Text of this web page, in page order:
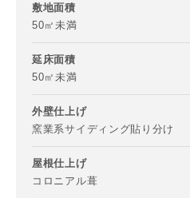
敷地面積
50㎡未満
延床面積
50㎡未満
外壁仕上げ
窯業系サイディング貼り分け
屋根仕上げ
コロニアル葺